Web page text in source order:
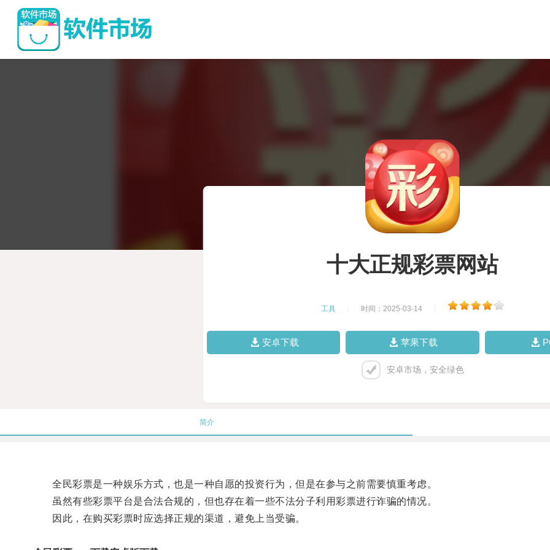
十大正规彩票网站
工具 时间：2025-03-14
安卓下载 苹果下载
安卓市场，安全绿色
简介
全民彩票是一种娱乐方式，也是一种自愿的投资行为，但是在参与之前需要慎重考虑。
虽然有些彩票平台是合法合规的，但也存在着一些不法分子利用彩票进行诈骗的情况。
因此，在购买彩票时应选择正规的渠道，避免上当受骗。